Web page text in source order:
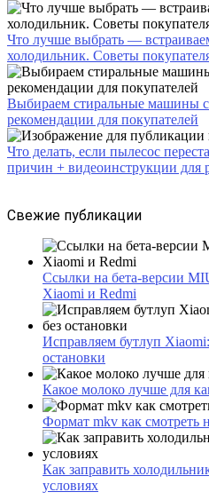
Что лучше выбрать —
холодильник. Советы
Выбираем стиральные машины
рекомендации для покупателей
Что делать, если пылесос
причин + видеоинструкции для
Свежие публикации
Ссылки на бета-версии
Xiaomi и Redmi
Исправляем бутлуп
остановки
Какое молоко лучше для
Формат mkv как смотреть
Как заправить
условиях